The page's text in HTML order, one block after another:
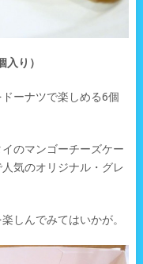
り）
ーナツで楽しめる6個
のマンゴーチーズケー
気のオリジナル・グレ
しんでみてはいかが。